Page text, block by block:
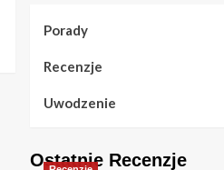
Porady
Recenzje
Uwodzenie
Ostatnie Recenzje